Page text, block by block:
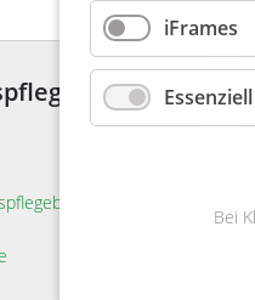
iFrames
Essenziell
Bei